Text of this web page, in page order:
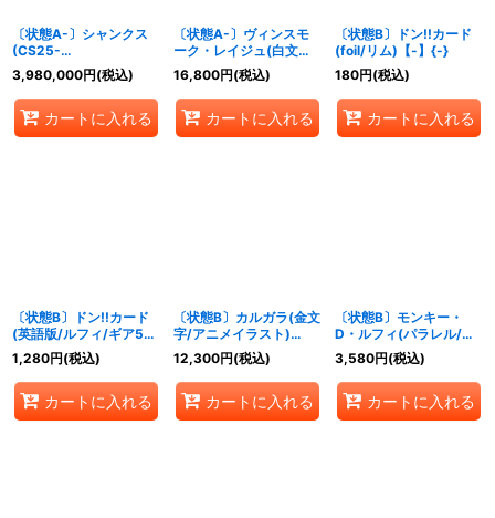
〔状態A-〕シャンクス
(CS25-
26/illust:Shishizaru)
【SR】{OP09-004}
3,980,000円(税込)
カートに入れる
〔状態A-〕ヴィンスモ
ーク・レイジュ(白文
字/REIJUロゴ
有/illust:Koushi
Rokushiro)【SR】
{OP12-063}
16,800円(税込)
カートに入れる
〔状態B〕ドン!!カード
(foil/リム)【-】{-}
180円(税込)
カートに入れる
〔状態B〕ドン!!カード
(英語版/ルフィ/ギア5)
【-】{-}
1,280円(税込)
カートに入れる
〔状態B〕カルガラ(金文
字/アニメイラスト)
【L】{OP08-098}
12,300円(税込)
カートに入れる
〔状態B〕モンキー・
D・ルフィ(パラレル/フ
ルアート)【SR/P】
{ST21-014}
3,580円(税込)
カートに入れる